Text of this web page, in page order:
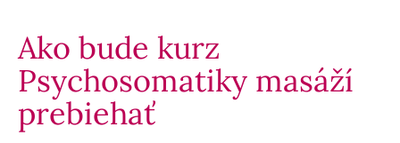
Ako bude kurz
Psychosomatiky masáží
prebiehať